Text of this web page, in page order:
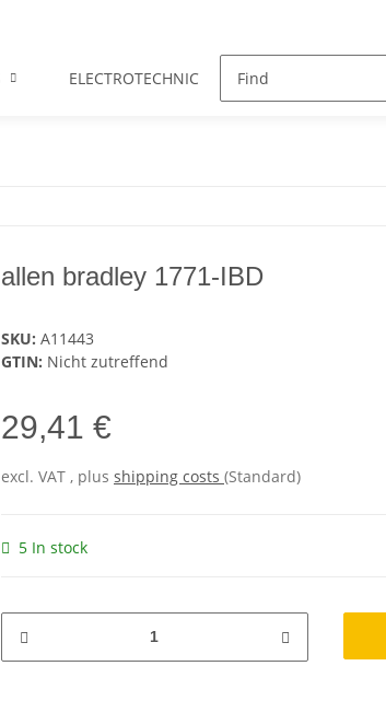
ELECTROTECHNIC FILTER / DROSSEL
allen bradley 1771-IBD
SKU: A11443
GTIN: Nicht zutreffend
29,41 €
excl. VAT , plus shipping costs (Standard)
5 In stock